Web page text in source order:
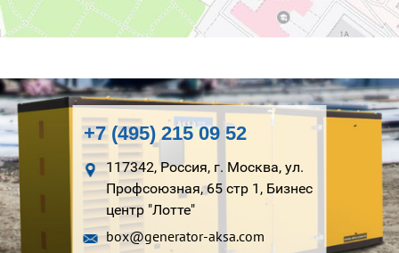
+7 (495) 215 09 52
117342, Россия, г. Москва, ул.
Профсоюзная, 65 стр 1, Бизнес
центр "Лотте"
box@generator-aksa.com